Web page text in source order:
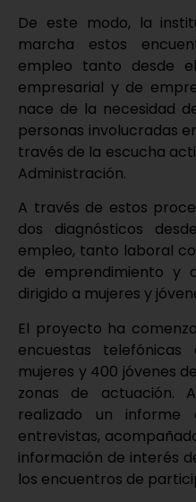
De este modo, la
marcha estos
empleo tanto desde
empresarial y de
nace de la necesidad
personas involucradas
través de la escucha
Administración.
A través de estos
dos diagnósticos
empleo, tanto laboral
de emprendimiento y
dirigido a mujeres y
El proyecto ha
encuestas
mujeres y 400 jóvenes
zonas de actuación.
realizado un informe
entrevistas,
información de interés
los encuentros de